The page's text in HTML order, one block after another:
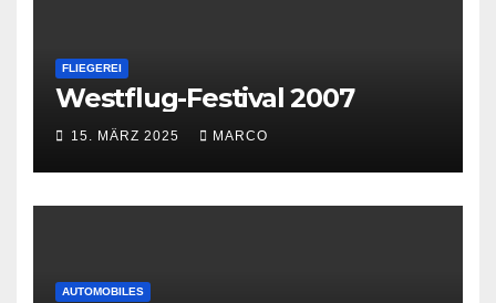
FLIEGEREI
Westflug-Festival 2007
15. MÄRZ 2025 MARCO
AUTOMOBILES